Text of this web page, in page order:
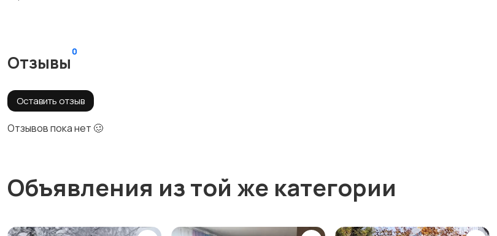
Отзывы
0
Оставить отзыв
Отзывов пока нет 🥴
Объявления из той же категории